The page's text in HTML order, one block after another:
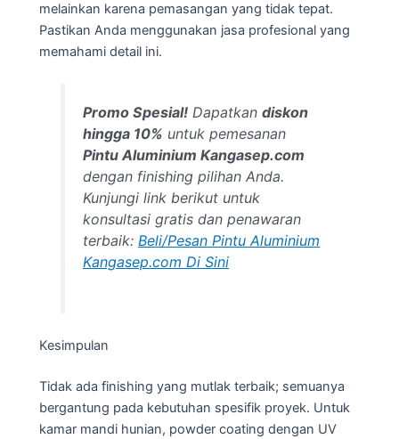
melainkan karena pemasangan yang tidak tepat.
Pastikan Anda menggunakan jasa profesional yang
memahami detail ini.
Promo Spesial! Dapatkandiskon
hingga 10% untuk pemesanan
Pintu Aluminium Kangasep.com
dengan finishing pilihan Anda.
Kunjungi link berikut untuk
konsultasi gratis dan penawaran
terbaik:Beli/Pesan Pintu Aluminium
Kangasep.com Di Sini
Kesimpulan
Tidak ada finishing yang mutlak terbaik; semuanya
bergantung pada kebutuhan spesifik proyek. Untuk
kamar mandi hunian, powder coating dengan UV